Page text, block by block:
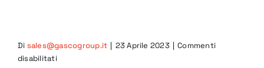
Di sales@gascogroup.it | 23 Aprile 2023 | Commenti
disabilitatisu